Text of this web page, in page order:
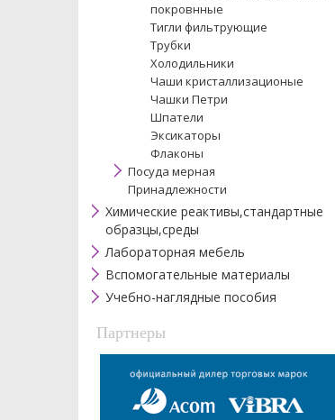
покровнные
Тигли фильтрующие
Трубки
Холодильники
Чаши кристаллизационые
Чашки Петри
Шпатели
Эксикаторы
Флаконы
Посуда мерная
Принадлежности
Химические реактивы,стандартные
образцы,среды
Лабораторная мебель
Вспомогательные материалы
Учебно-наглядные пособия
Партнеры